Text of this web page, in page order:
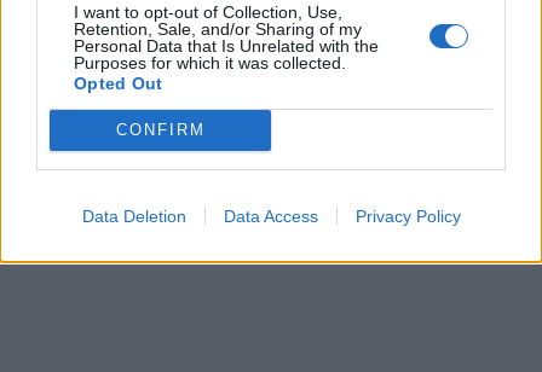
I want to opt-out of Collection, Use,
Retention, Sale, and/or Sharing of my
Personal Data that Is Unrelated with the
Purposes for which it was collected.
Opted Out
CONFIRM
Data Deletion Data Access Privacy Policy